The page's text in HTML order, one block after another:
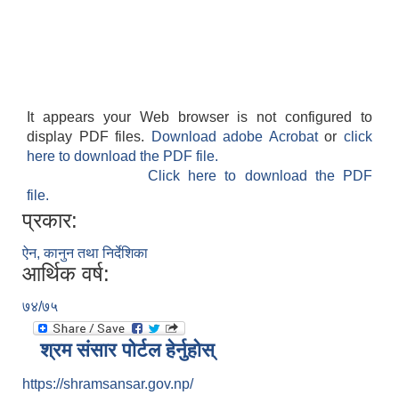
It appears your Web browser is not configured to
display PDF files.
Download adobe Acrobatorclick
here to download the PDF file.
Click here to download the PDF
file.
प्रकार:
ऐन, कानुन तथा निर्देशिका
आर्थिक वर्ष:
७४/७५
श्रम संसार पोर्टल हेर्नुहोस्
https://shramsansar.gov.np/